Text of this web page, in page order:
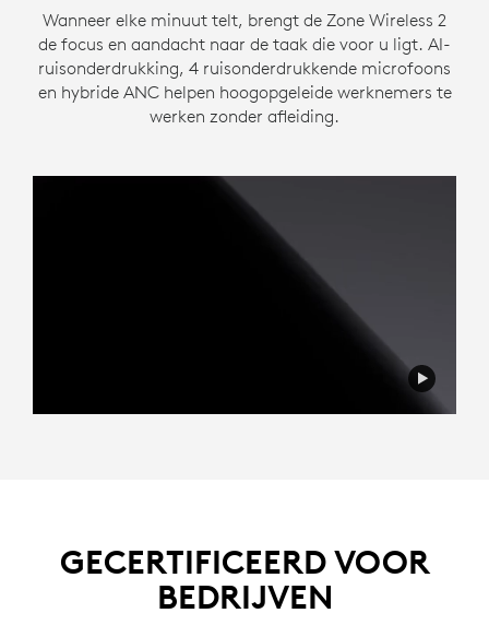
Wanneer elke minuut telt, brengt de Zone Wireless 2
de focus en aandacht naar de taak die voor u ligt. AI-
ruisonderdrukking, 4 ruisonderdrukkende microfoons
en hybride ANC helpen hoogopgeleide werknemers te
werken zonder afleiding.
GECERTIFICEERD VOOR
BEDRIJVEN